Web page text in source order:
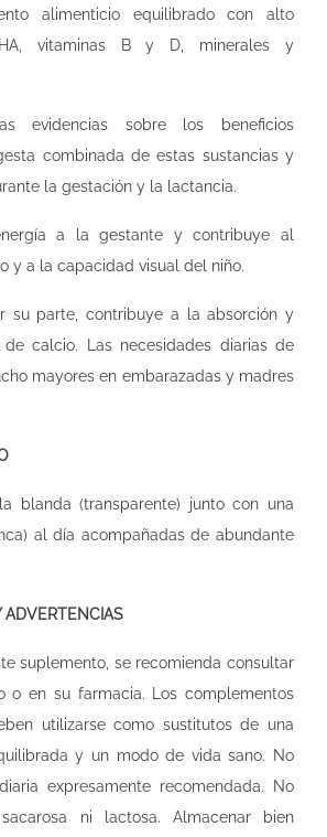
alimenticio equilibrado con alto
vitaminas B y D, minerales y
evidencias sobre los beneficios
combinada de estas sustancias y
la gestación y la lactancia.
a la gestante y contribuye al
y a la capacidad visual del niño.
su parte, contribuye a la absorción y
de calcio. Las necesidades diarias de
mayores en embarazadas y madres
blanda (transparente) junto con una
al día acompañadas de abundante
ADVERTENCIAS
suplemento, se recomienda consultar
o en su farmacia. Los complementos
utilizarse como sustitutos de una
y un modo de vida sano. No
expresamente recomendada. No
ni lactosa. Almacenar bien